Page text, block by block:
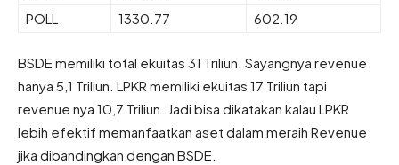
POLL
1330.77 602.19
BSDE memiliki total ekuitas 31 Triliun. Sayangnya revenue
hanya 5,1 Triliun. LPKR memiliki ekuitas 17 Triliun tapi
revenue nya 10,7 Triliun. Jadi bisa dikatakan kalau LPKR
lebih efektif memanfaatkan aset dalam meraih Revenue
jika dibandingkan dengan BSDE.